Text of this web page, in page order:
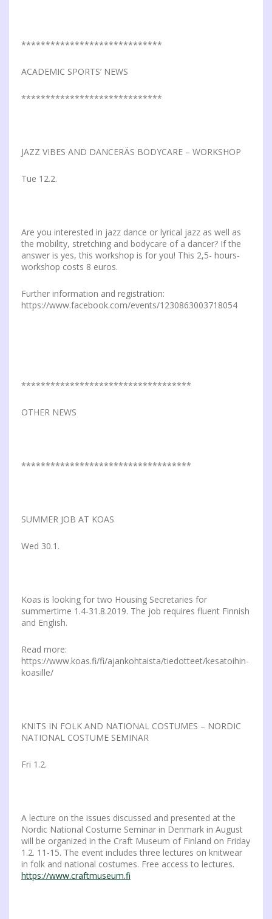
*****************************
ACADEMIC SPORTS’ NEWS
*****************************
JAZZ VIBES AND DANCERÄS BODYCARE – WORKSHOP
Tue 12.2.
Are you interested in jazz dance or lyrical jazz as well as
the mobility, stretching and bodycare of a dancer? If the
answer is yes, this workshop is for you! This 2,5- hours-
workshop costs 8 euros.
Further information and registration:
https://www.facebook.com/events/1230863003718054
***********************************
OTHER NEWS
***********************************
SUMMER JOB AT KOAS
Wed 30.1.
Koas is looking for two Housing Secretaries for
summertime 1.4-31.8.2019. The job requires fluent Finnish
and English.
Read more:
https://www.koas.fi/fi/ajankohtaista/tiedotteet/kesatoihin-
koasille/
KNITS IN FOLK AND NATIONAL COSTUMES – NORDIC
NATIONAL COSTUME SEMINAR
Fri 1.2.
A lecture on the issues discussed and presented at the
Nordic National Costume Seminar in Denmark in August
will be organized in the Craft Museum of Finland on Friday
1.2. 11-15. The event includes three lectures on knitwear
in folk and national costumes. Free access to lectures.
https://www.craftmuseum.fi